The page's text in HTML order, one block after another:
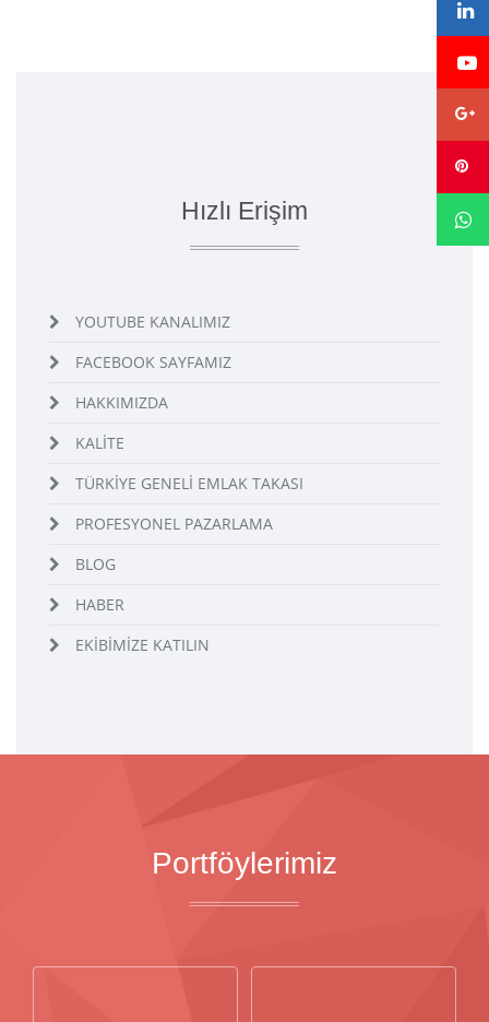
Hızlı Erişim
YOUTUBE KANALIMIZ
FACEBOOK SAYFAMIZ
HAKKIMIZDA
KALİTE
TÜRKİYE GENELİ EMLAK TAKASI
PROFESYONEL PAZARLAMA
BLOG
HABER
EKİBİMİZE KATILIN
Portföylerimiz